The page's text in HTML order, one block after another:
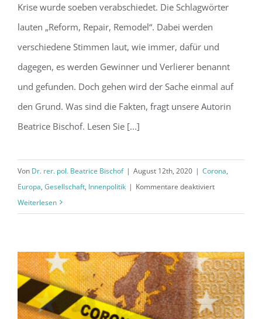
notwendig
Krise wurde soeben verabschiedet. Die Schlagwörter
lauten „Reform, Repair, Remodel“. Dabei werden
verschiedene Stimmen laut, wie immer, dafür und
dagegen, es werden Gewinner und Verlierer benannt
und gefunden. Doch gehen wird der Sache einmal auf
den Grund. Was sind die Fakten, fragt unsere Autorin
Beatrice Bischof. Lesen Sie [...]
Von Dr. rer. pol. Beatrice Bischof | August 12th, 2020 | Corona,
Europa, Gesellschaft, Innenpolitik | Kommentare deaktiviertfür
EU
ist
notwendig
Weiterlesen